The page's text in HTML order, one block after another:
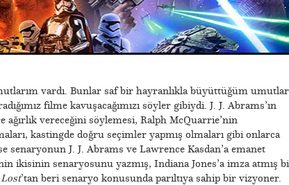
vardı. Bunlar saf bir hayranlıkla büyüttüğüm umutlar
filme kavuşacağımızı söyler gibiydi. J. J. Abrams’ın
vereceğini söylemesi, Ralph McQuarrie’nin
kastingde doğru seçimler yapmış olmaları gibi onlarca
senaryonun J. J. Abrams ve Lawrence Kasdan’a emanet
ikisinin senaryosunu yazmış, Indiana Jones’a imza atmış
Lost’tan beri senaryo konusunda parıltıya sahip bir vizyoner.